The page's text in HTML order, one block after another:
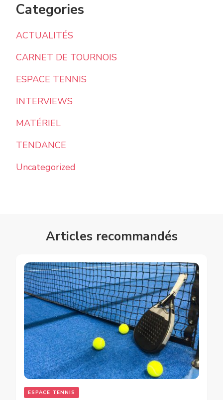
Categories
ACTUALITÉS
CARNET DE TOURNOIS
ESPACE TENNIS
INTERVIEWS
MATÉRIEL
TENDANCE
Uncategorized
Articles recommandés
ESPACE TENNIS